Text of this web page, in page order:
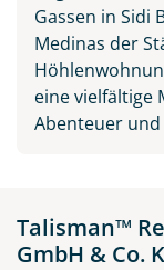
Gassen in Sidi
Medinas der
eine vielfältige
Abenteuer
Talisman™
GmbH & Co.